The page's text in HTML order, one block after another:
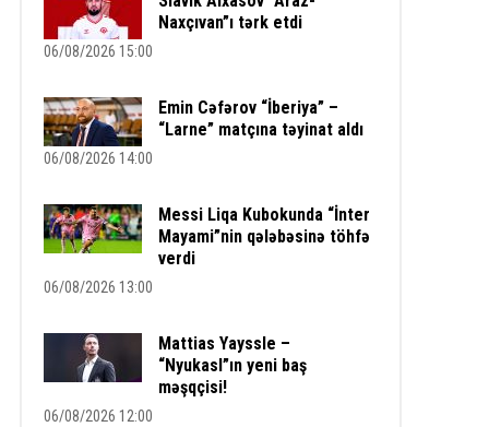
Naxçıvan”ı tərk etdi
06/08/2026 15:00
Emin Cəfərov “İberiya” –
“Larne” matçına təyinat aldı
06/08/2026 14:00
Messi Liqa Kubokunda “İnter
Mayami”nin qələbəsinə töhfə
verdi
06/08/2026 13:00
Mattias Yayssle –
“Nyukasl”ın yeni baş
məşqçisi!
06/08/2026 12:00